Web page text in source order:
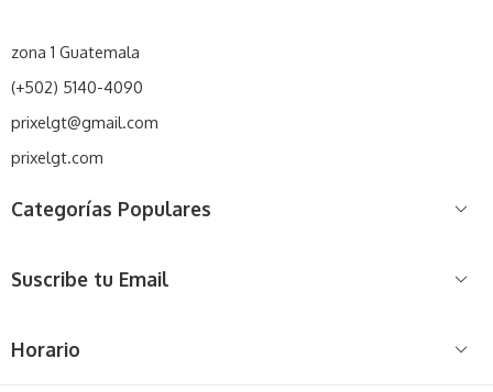
zona 1 Guatemala
(+502) 5140-4090
prixelgt@gmail.com
prixelgt.com
Categorías Populares
Suscribe tu Email
Horario